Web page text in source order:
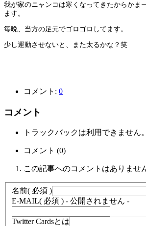
我が家のニャンコは寒くなってきたからかま
ます。
毎晩、当方の足元でゴロゴロしてます。
少し運動させないと、また太るかな？笑
コメント: 0
コメント
トラックバックは利用できません。
コメント (0)
この記事へのコメントはありませ
名前( 必須 )
E-MAIL( 必須 ) - 公開されません -
Twitter Cardsとは